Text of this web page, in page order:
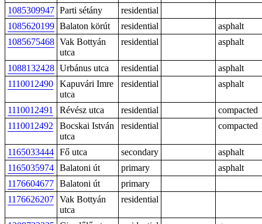
1085309947 Parti sétány
residential
1085620199 Balaton körút residential
asphalt
1085675468 Vak Bottyán
utca
residential asphalt
1088132428 Urbánus utca residential
asphalt
1110012490
Kapuvári Imre
utca
residential asphalt
1110012491 Révész utca residential
compacted
1110012492
Bocskai István
utca
residential compacted
1165033444 Fő utca secondary
asphalt
1165035974 Balatoni út primary
asphalt
1176604677 Balatoni út
primary
1176626207 Vak Bottyán
utca
residential